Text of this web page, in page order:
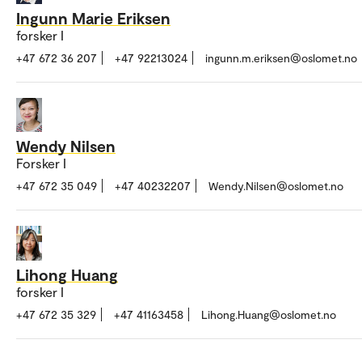
Ingunn Marie Eriksen
forsker I
+47 672 36 207 +47 92213024 ingunn.m.eriksen@oslomet.no
Wendy Nilsen
Forsker I
+47 672 35 049 +47 40232207 Wendy.Nilsen@oslomet.no
Lihong Huang
forsker I
+47 672 35 329 +47 41163458 Lihong.Huang@oslomet.no